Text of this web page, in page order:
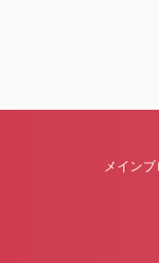
メイン